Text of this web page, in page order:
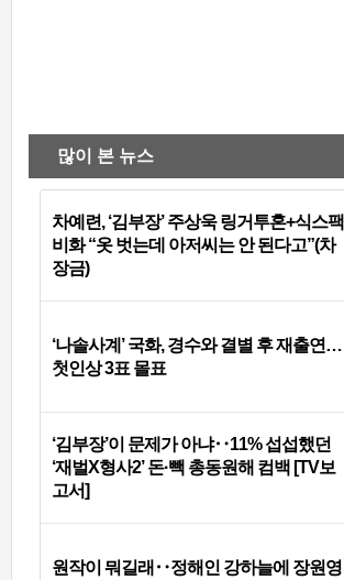
많이 본 뉴스
차예련, ‘김부장’ 주상욱 링거투혼+식스팩
비화 “옷 벗는데 아저씨는 안 된다고”(차
장금)
‘나솔사계’ 국화, 경수와 결별 후 재출연…
첫인상 3표 몰표
‘김부장’이 문제가 아냐‥11% 섭섭했던
‘재벌X형사2’ 돈·빽 총동원해 컴백 [TV보
고서]
원작이 뭐길래‥정해인 강하늘에 장원영